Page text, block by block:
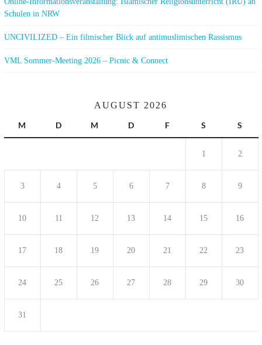
Schulen in NRW
UNCIVILIZED – Ein filmischer Blick auf antimuslimischen Rassismus
VML Sommer-Meeting 2026 – Picnic & Connect
AUGUST 2026
M
D M D F S S
1 2
3 4 5 6 7 8 9
10 11 12 13 14 15 16
17 18 19 20 21 22 23
24 25 26 27 28 29 30
31